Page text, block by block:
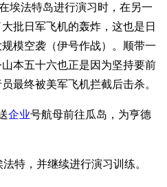
埃法特岛进行演习时，在另一
批日军飞机的轰炸，这也是日
模空袭（伊号作战）。顺带一
本五十六也正是因为坚持要前
最终被美军飞机拦截后击杀。
企业号航母前往瓜岛，为亨德
特，并继续进行演习训练。